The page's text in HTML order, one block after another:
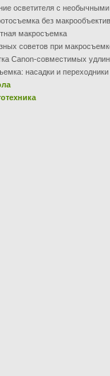
осветителя с
без
макросъемка
советов при
Canon-совместимых
насадки и